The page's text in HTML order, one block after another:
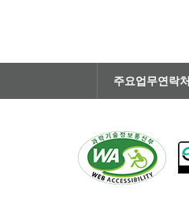
주요업무연락처